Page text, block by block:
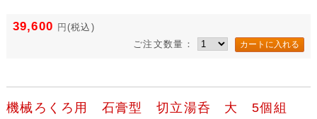
39,600 円 (税込)
ご注文数量：
機械ろくろ用 石膏型 切立湯呑 大 5個組